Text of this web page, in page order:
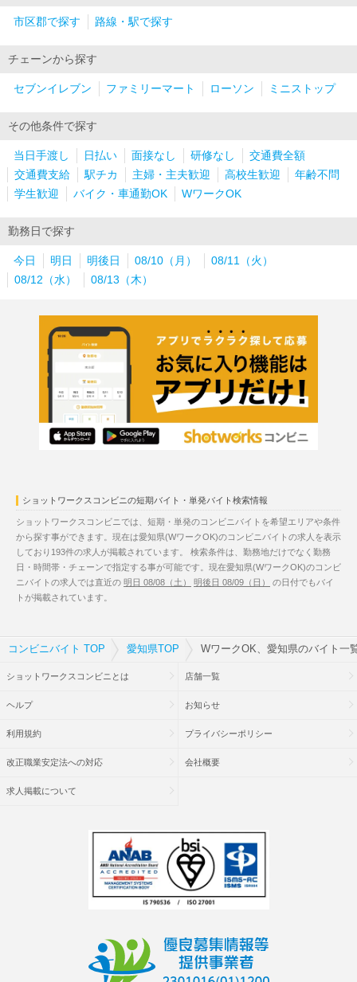
市区郡で探す 路線・駅で探す
チェーンから探す
セブンイレブン ファミリーマート ローソン ミニストップ
その他条件で探す
当日手渡し 日払い 面接なし 研修なし
交通費全額
交通費支給
駅チカ 主婦・主夫歓迎 高校生歓迎
年齢不問
学生歓迎
バイク・車通勤OK WワークOK
勤務日で探す
今日 明日 明後日 08/10（月）
08/11（火）
08/12（水）
08/13（木）
ショットワークスコンビニの短期バイト・単発バイト検索情報
ショットワークスコンビニでは、短期・単発のコンビニバイトを希望エリアや条件
から探す事ができます。現在は愛知県(WワークOK)のコンビニバイトの求人を表示
しており193件の求人が掲載されています。 検索条件は、勤務地だけでなく勤務
日・時間帯・チェーンで指定する事が可能です。現在愛知県(WワークOK)のコンビ
ニバイトの求人では直近の 明日 08/08（土） 明後日 08/09（日）
の日付でもバイ
トが掲載されています。
コンビニバイト TOP 愛知県TOP WワークOK、愛知県のバイト一
ショットワークスコンビニとは 店舗一覧
ヘルプ お知らせ
利用規約 プライバシーポリシー
改正職業安定法への対応 会社概要
求人掲載について